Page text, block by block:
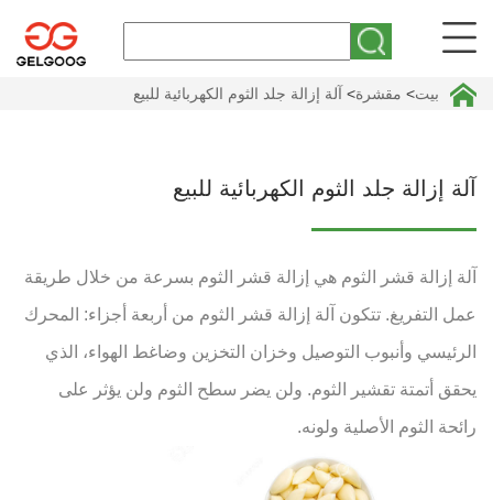
بيت> مقشرة> آلة إزالة جلد الثوم الكهربائية للبيع
آلة إزالة جلد الثوم الكهربائية للبيع
آلة إزالة قشر الثوم هي إزالة قشر الثوم بسرعة من خلال طريقة
عمل التفريغ. تتكون آلة إزالة قشر الثوم من أربعة أجزاء: المحرك
الرئيسي وأنبوب التوصيل وخزان التخزين وضاغط الهواء، الذي
يحقق أتمتة تقشير الثوم. ولن يضر سطح الثوم ولن يؤثر على
رائحة الثوم الأصلية ولونه.